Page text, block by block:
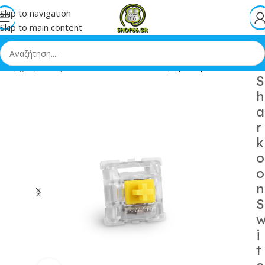
Skip to navigation
Skip to main content
Αρχική»Shop»Sharkoon Switches Πληκτρολόγιου
S
h
a
r
k
o
o
n
S
i
t